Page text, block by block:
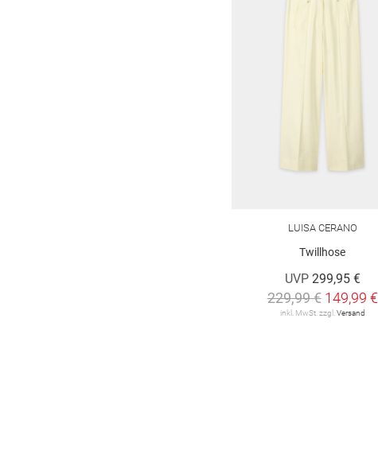
LUISA CERANO
Twillhose
UVP 299,95 €
229,99 € 149,99 €
inkl. MwSt. zzgl. Versand